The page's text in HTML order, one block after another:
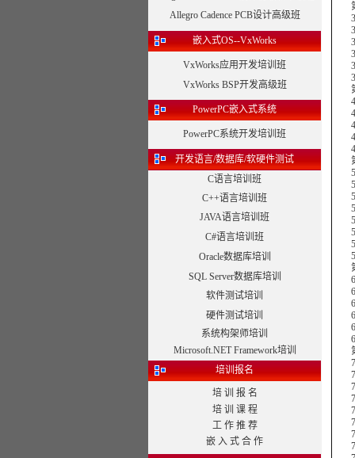
Allegro Cadence PCB设计高级班
嵌入式OS--VxWorks
VxWorks应用开发培训班
VxWorks BSP开发高级班
PowerPC嵌入式系统
PowerPC系统开发培训班
开发语言/数据库/软硬件测试
C语言培训班
C++语言培训班
JAVA语言培训班
C#语言培训班
Oracle数据库培训
SQL Server数据库培训
软件测试培训
硬件测试培训
系统构架师培训
Microsoft.NET Framework培训
培训报名
培 训 报 名
培 训 课 程
工 作 推 荐
嵌 入 式 合 作
第3
3.1
3.2
3.3
3.4
3.6
第
4.1
4.2
4.3
4.4
4.5
第
5.2
5.3
5.5
5.6
5.7
5.8
第6
6.2
6.5
6.6
第7
7.2
7.3
7.5
7.6
7.7
7.8